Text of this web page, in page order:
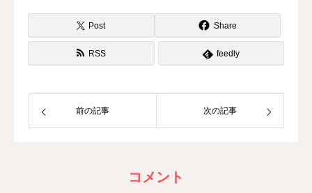
Post Share
RSS feedly
前の記事 次の記事
コメント